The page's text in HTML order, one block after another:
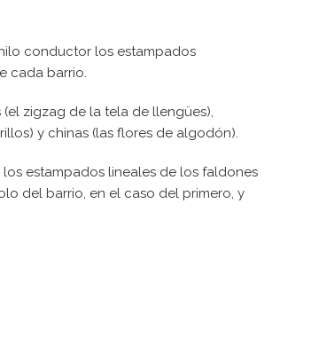
conductor los estampados
cada barrio.
zigzag de la tela de llengües),
y chinas (las flores de algodón).
estampados lineales de los faldones
del barrio, en el caso del primero, y